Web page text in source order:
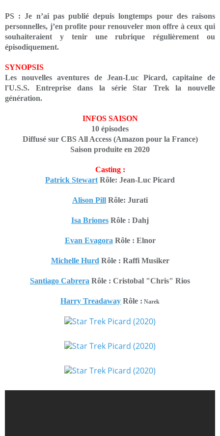
PS : Je n’ai pas publié depuis longtemps pour des raisons
personnelles, j’en profite pour renouveler mon offre à ceux qui
souhaiteraient y tenir une rubrique régulièrement ou
épisodiquement.
SYNOPSIS
Les nouvelles aventures de Jean-Luc Picard, capitaine de
l'U.S.S. Entreprise dans la série Star Trek la nouvelle
génération.
INFOS SAISON
10 épisodes
Diffusé sur CBS All Access (Amazon pour la France)
Saison produite en 2020
Casting :
Patrick Stewart Rôle: Jean-Luc Picard
Alison Pill Rôle: Jurati
Isa Briones Rôle : Dahj
Evan Evagora Rôle : Elnor
Michelle Hurd Rôle : Raffi Musiker
Santiago Cabrera Rôle : Cristobal "Chris" Rios
Harry Treadaway Rôle : Narek